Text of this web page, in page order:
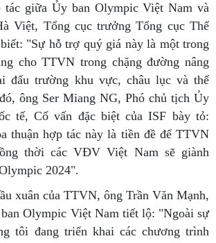
tác giữa Ủy ban Olympic Việt Nam và
Việt, Tổng cục trưởng Tổng cục Thể
"Sự hỗ trợ quý giá này là một trong
cho TTVN trong chặng đường nâng
đấu trường khu vực, châu lục và thế
ông Ser Miang NG, Phó chủ tịch Ủy
tế, Cố vấn đặc biệt của ISF bày tỏ:
thuận hợp tác này là tiền đề để TTVN
thời các VĐV Việt Nam sẽ giành
2024".
xuân của TTVN, ông Trần Văn Mạnh,
Olympic Việt Nam tiết lộ: "Ngoài sự
tôi đang triển khai các chương trình